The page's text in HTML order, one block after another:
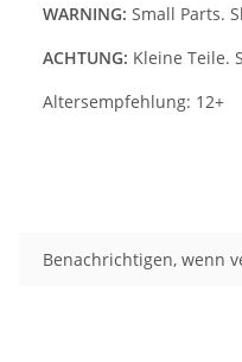
WARNING: Small Parts.
ACHTUNG: Kleine Teile.
Altersempfehlung: 12+
Benachrichtigen, wenn